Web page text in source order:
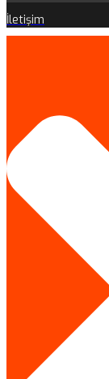
İletişim